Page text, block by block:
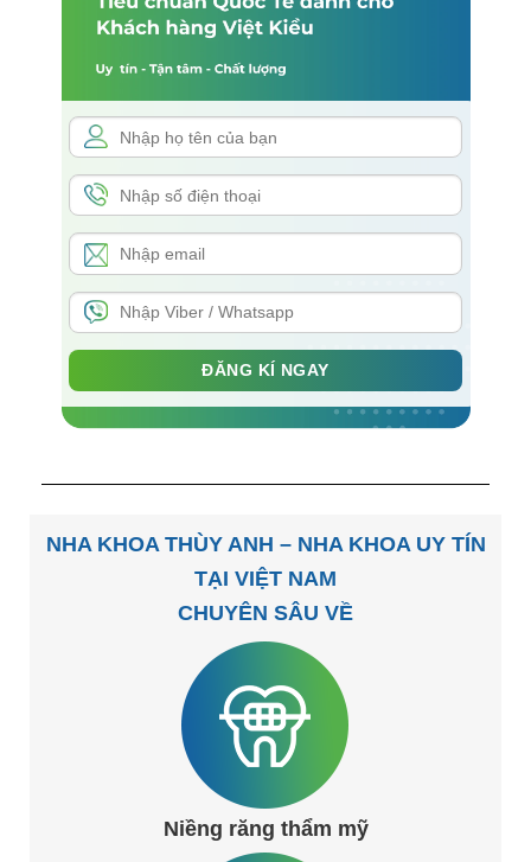
NHA KHOA THÙY ANH – NHA KHOA UY TÍN
TẠI VIỆT NAM
CHUYÊN SÂU VỀ
Niềng răng thẩm mỹ